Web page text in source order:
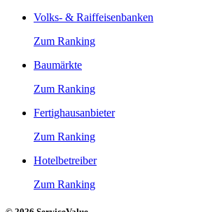
Volks- & Raiffeisenbanken
Zum Ranking
Baumärkte
Zum Ranking
Fertighausanbieter
Zum Ranking
Hotelbetreiber
Zum Ranking